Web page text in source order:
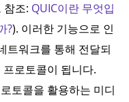
참조: QUIC이란 무엇입
?). 이러한 기능으로 인
트워크를 통해 전달되
로토콜이 됩니다.
토콜을 활용하는 미디